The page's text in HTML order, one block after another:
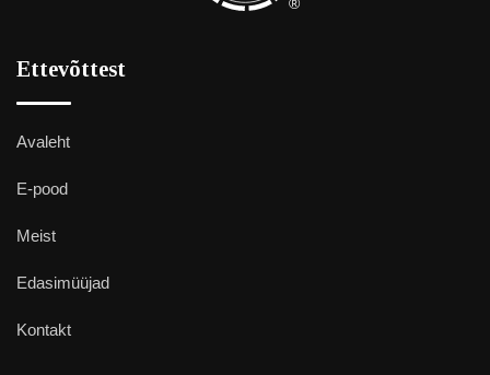
Ettevõttest
Avaleht
E-pood
Meist
Edasimüüjad
Kontakt